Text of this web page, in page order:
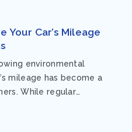
Your Car’s Mileage
environmental
mileage has become a
While regular
habits play a crucial...